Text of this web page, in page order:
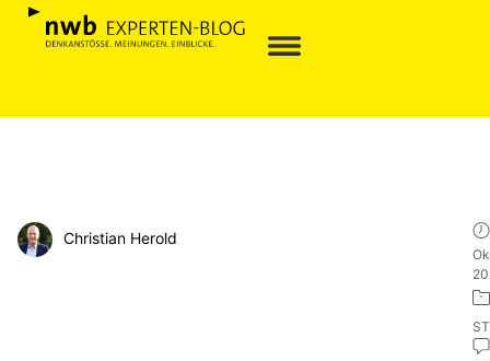
Christian Herold